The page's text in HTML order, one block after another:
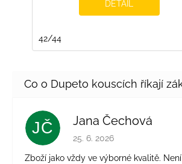
DETAIL
42/44
JČ Jana Čechová
Hodnocení obchodu je 5 z 5
25. 6. 2026
Zboží jako vždy ve výborné kvalitě.